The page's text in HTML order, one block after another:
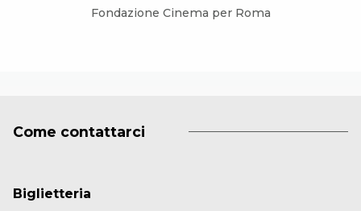
Fondazione Cinema per Roma
Come contattarci
Biglietteria